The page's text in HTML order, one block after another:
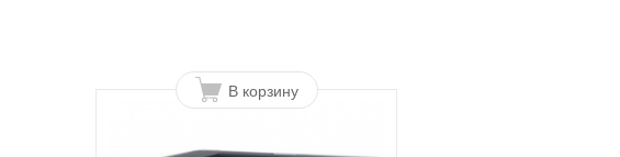
В корзину